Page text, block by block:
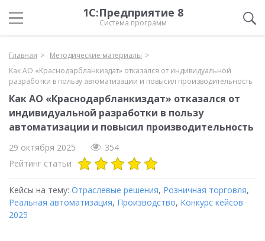
1С:Предприятие 8
Система программ
Главная
Методические материалы
Как АО «Краснодарбланкиздат» отказался от индивидуальной
разработки в пользу автоматизации и повысил производительность
Как АО «Краснодарбланкиздат» отказался от
индивидуальной разработки в пользу
автоматизации и повысил производительность
29 октября 2025
354
Рейтинг статьи
Кейсы на тему: Отраслевые решения, Розничная торговля,
Реальная автоматизация, Производство, Конкурс кейсов
2025